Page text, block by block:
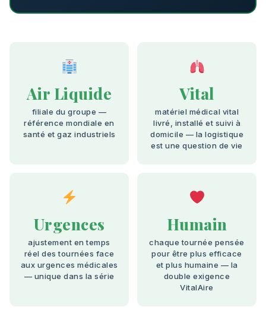
Air Liquide
filiale du groupe —
référence mondiale en
santé et gaz industriels
Vital
matériel médical vital
livré, installé et suivi à
domicile — la logistique
est une question de vie
Urgences
ajustement en temps
réel des tournées face
aux urgences médicales
— unique dans la série
Humain
chaque tournée pensée
pour être plus efficace
et plus humaine — la
double exigence
VitalAire